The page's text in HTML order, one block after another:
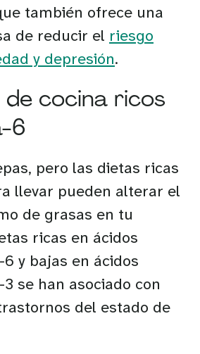
también ofrece una
de reducir el riesgo
y depresión.
de cocina ricos
6
pero las dietas ricas
llevar pueden alterar el
de grasas en tu
ricas en ácidos
y bajas en ácidos
se han asociado con
del estado de